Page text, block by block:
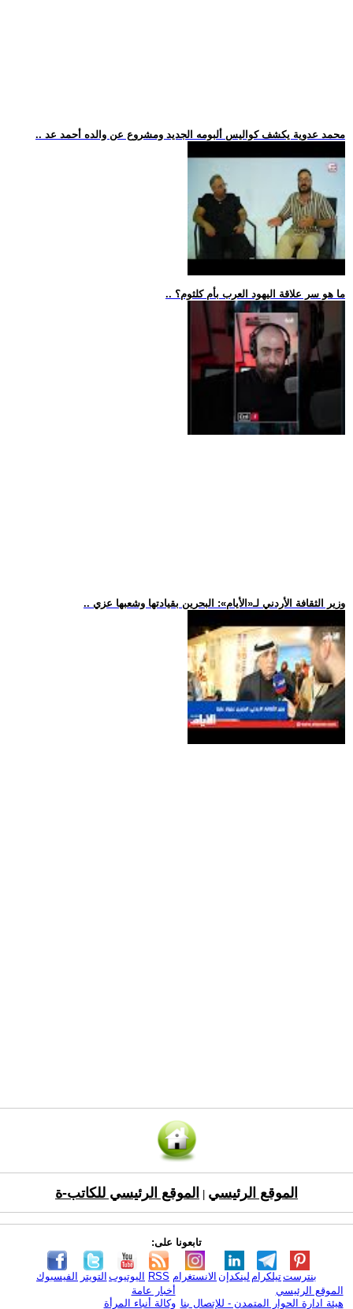
.. محمد عدوية يكشف كواليس ألبومه الجديد ومشروع عن والده أحمد عد
.. ما هو سر علاقة اليهود العرب بأم كلثوم؟
.. وزير الثقافة الأردني لـ«الأيام»: البحرين بقيادتها وشعبها عزي
الموقع الرئيسي الموقع الرئيسي للكاتب-ة
تابعونا على:
الفيسبوك التويتر اليوتيوب RSS الانستغرام لينكدإن تيلكرامبنترست
الموقع الرئيسي
هيئة ادارة الحوار المتمدن - للإتصال بنا
أخبار عامة
وكالة أنباء المرأة